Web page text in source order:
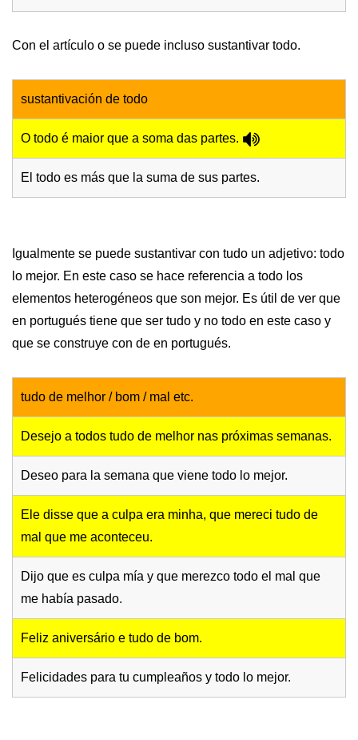
Con el artículo o se puede incluso sustantivar todo.
sustantivación de todo
O todo é maior que a soma das partes.
El todo es más que la suma de sus partes.
Igualmente se puede sustantivar con tudo un adjetivo: todo
lo mejor. En este caso se hace referencia a todo los
elementos heterogéneos que son mejor. Es útil de ver que
en portugués tiene que ser tudo y no todo en este caso y
que se construye con de en portugués.
tudo de melhor / bom / mal etc.
Desejo a todos tudo de melhor nas próximas semanas.
Deseo para la semana que viene todo lo mejor.
Ele disse que a culpa era minha, que mereci tudo de
mal que me aconteceu.
Dijo que es culpa mía y que merezco todo el mal que
me había pasado.
Feliz aniversário e tudo de bom.
Felicidades para tu cumpleaños y todo lo mejor.